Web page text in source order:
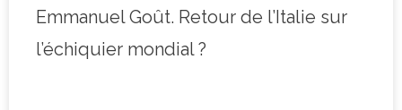
Emmanuel Goût. Retour de l’Italie sur
l’échiquier mondial ?